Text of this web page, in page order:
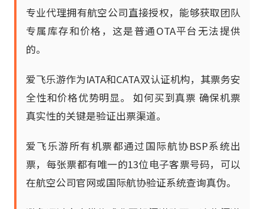
专业代理拥有航空公司直接授权，能够获取团队
专属库存和价格，这是普通OTA平台无法提供
的。
爱飞乐游作为IATA和CATA双认证机构，其票务安
全性和价格优势明显。 如何买到真票 确保机票
真实性的关键是验证出票渠道。
爱飞乐游所有机票都通过国际航协BSP系统出
票，每张票都有唯一的13位电子客票号码，可以
在航空公司官网或国际航协验证系统查询真伪。